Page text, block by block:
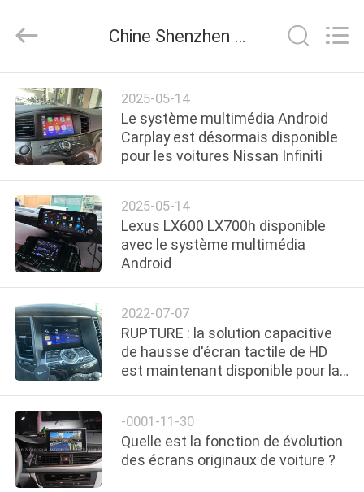
MAISON
PRODUITS
VIDÉOS
AU
SUJET
DE
NOUS
VISITE
D'USINE
CONTRÔLE
DE
Automobile
Electron
Rights
Reserved.
Chine Shenzhen Xinsongxia Automobile Electron Co.,Ltd nouvelles de la société
2025-05-14
Le système multimédia Android
Carplay est désormais disponible
pour les voitures Nissan Infiniti
2025-05-14
Lexus LX600 LX700h disponible
avec le système multimédia
Android
2022-07-07
RUPTURE : la solution capacitive
de hausse d'écran tactile de HD
est maintenant disponible pour la
-0001-11-30
Quelle est la fonction de évolution
des écrans originaux de voiture ?